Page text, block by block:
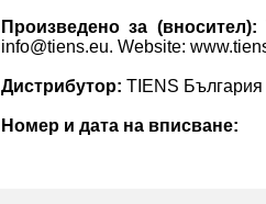
Произведено за (вносител):
info@tiens.eu. Website:
Дистрибутор: ТIENS
Номер и дата на вписване: